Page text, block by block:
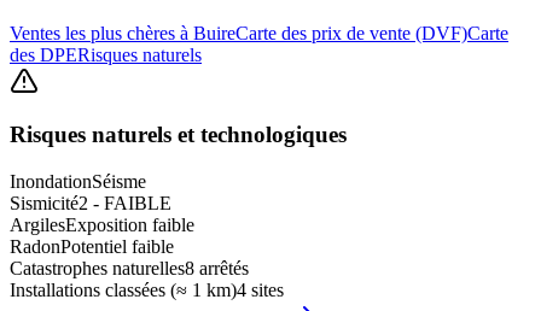
Ventes les plus chères à BuireCarte des prix de vente (DVF)Carte
des DPERisques naturels
Risques naturels et technologiques
InondationSéisme
Sismicité2 - FAIBLE
ArgilesExposition faible
RadonPotentiel faible
Catastrophes naturelles8 arrêtés
Installations classées (≈ 1 km)4 sites